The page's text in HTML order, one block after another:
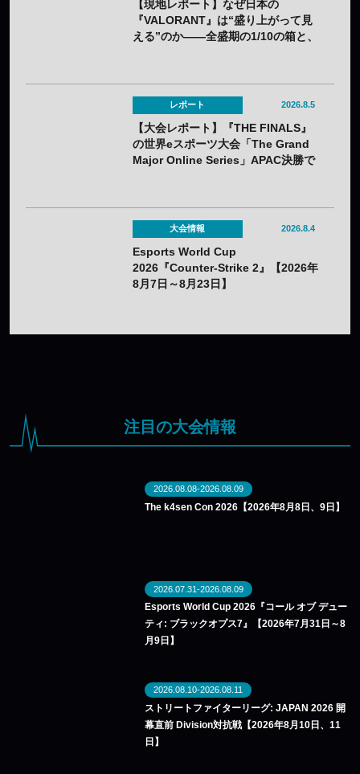
【現地レポート】なぜ日本の
『VALORANT』は“盛り上がって見
える”のか——全盛期の1/10の箱と、
レポート 2026.8.5
【大会レポート】『THE FINALS』
の世界eスポーツ大会「The Grand
Major Online Series」APAC決勝で
大会情報 2026.8.4
Esports World Cup
2026『Counter-Strike 2』【2026年
8月7日～8月23日】
注目の大会情報
2026.08.08-2026.08.09
The k4sen Con 2026【2026年8月8日、9日】
2026.07.31-2026.08.09
Esports World Cup 2026『コール オブ デュー
ティ: ブラックオプス7』【2026年7月31日～8
月9日】
2026.08.10-2026.08.11
ストリートファイターリーグ: JAPAN 2026 開
幕直前 Division対抗戦【2026年8月10日、11
日】